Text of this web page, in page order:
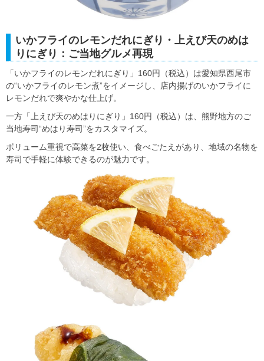
いかフライのレモンだれにぎり・上えび天のめは
りにぎり：ご当地グルメ再現
「いかフライのレモンだれにぎり」160円（税込）は愛知県西尾市
の“いかフライのレモン煮”をイメージし、店内揚げのいかフライに
レモンだれで爽やかな仕上げ。
一方「上えび天のめはりにぎり」160円（税込）は、熊野地方のご
当地寿司“めはり寿司”をカスタマイズ。
ボリューム重視で高菜を2枚使い、食べごたえがあり、地域の名物を
寿司で手軽に体験できるのが魅力です。